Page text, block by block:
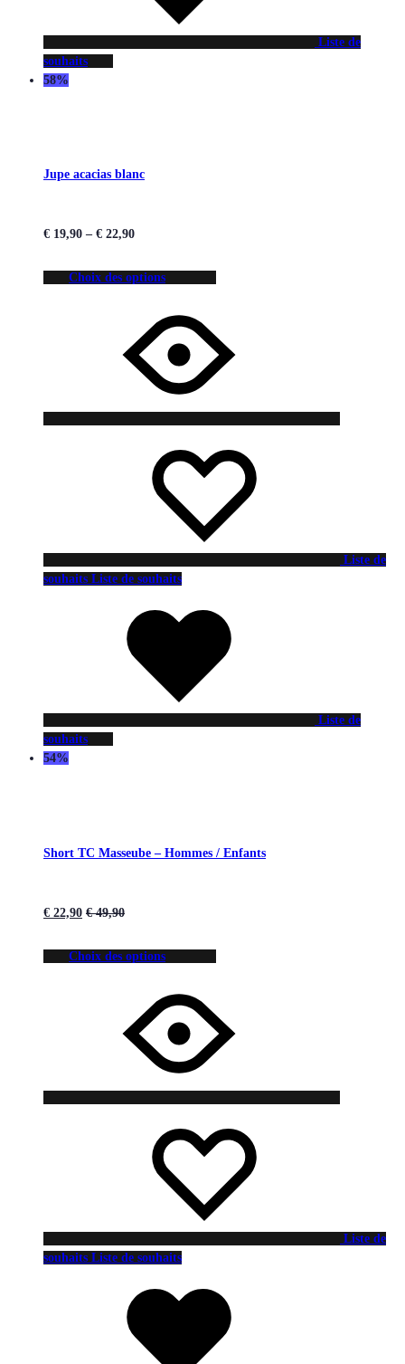
Liste de
souhaits
58%
Jupe acacias blanc
€ 19,90 – € 22,90
Choix des options
Liste de
souhaits Liste de souhaits
Liste de
souhaits
54%
Short TC Masseube – Hommes / Enfants
€ 22,90 €49,90
Choix des options
Liste de
souhaits Liste de souhaits